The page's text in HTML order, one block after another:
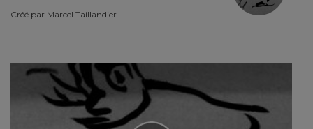
Créé par Marcel Taillandier